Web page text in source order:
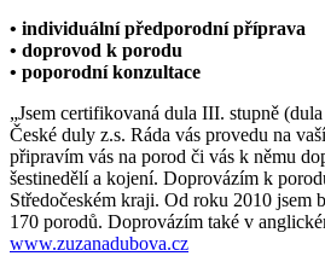
• individuální předporodní příprava
• doprovod k porodu
• poporodní konzultace
„Jsem certifikovaná dula III. stupně
České duly z.s. Ráda vás provedu na
připravím vás na porod či vás k němu
šestinedělí a kojení. Doprovázím k
Středočeském kraji. Od roku 2010 jsem
170 porodů. Doprovázím také v
www.zuzanadubova.cz